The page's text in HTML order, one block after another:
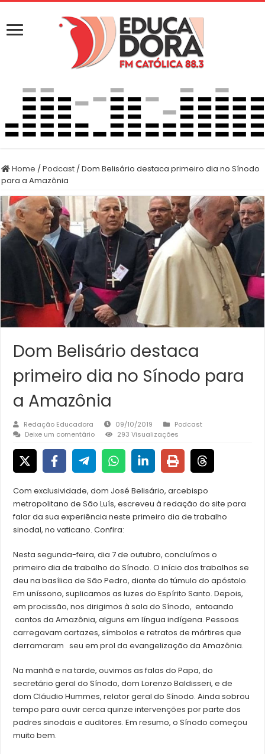
Home /Podcast /Dom Belisário destaca primeiro dia no Sínodo
para a Amazônia
Dom Belisário destaca
primeiro dia no Sínodo para
a Amazônia
Redação Educadora 09/10/2019
Podcast
Deixe um comentário
293 Visualizações
Com exclusividade, dom José Belisário, arcebispo
metropolitano de São Luís, escreveu à redação do site para
falar da sua experiência neste primeiro dia de trabalho
sinodal, no vaticano. Confira:
Nesta segunda-feira, dia 7 de outubro, concluímos o
primeiro dia de trabalho do Sínodo. O início dos trabalhos se
deu na basílica de São Pedro, diante do túmulo do apóstolo.
Em uníssono, suplicamos as luzes do Espírito Santo. Depois,
em procissão, nos dirigimos à sala do Sínodo, entoando
cantos da Amazônia, alguns em língua indígena. Pessoas
carregavam cartazes, símbolos e retratos de mártires que
derramaram seu em prol da evangelização da Amazônia.
Na manhã e na tarde, ouvimos as falas do Papa, do
secretário geral do Sínodo, dom Lorenzo Baldisseri, e de
dom Cláudio Hummes, relator geral do Sínodo. Ainda sobrou
tempo para ouvir cerca quinze intervenções por parte dos
padres sinodais e auditores. Em resumo, o Sínodo começou
muito bem.